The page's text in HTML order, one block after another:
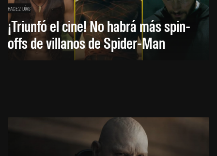
HACE 2 DÍAS
¡Triunfó el cine! No habrá más spin-
offs de villanos de Spider-Man